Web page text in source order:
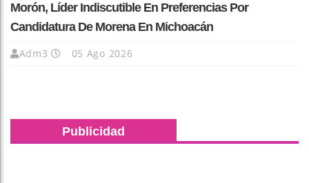
Morón, Líder Indiscutible En Preferencias Por
Candidatura De Morena En Michoacán
Adm3 05 Ago 2026
Publicidad